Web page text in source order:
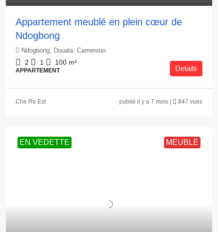
Appartement meublé en plein cœur de
Ndogbong
Ndogbong, Douala, Cameroun
2 1 100 m²
APPARTEMENT Details
Che Re Est publié il y a 7 mois | 847 vues
EN VEDETTE MEUBLÉ